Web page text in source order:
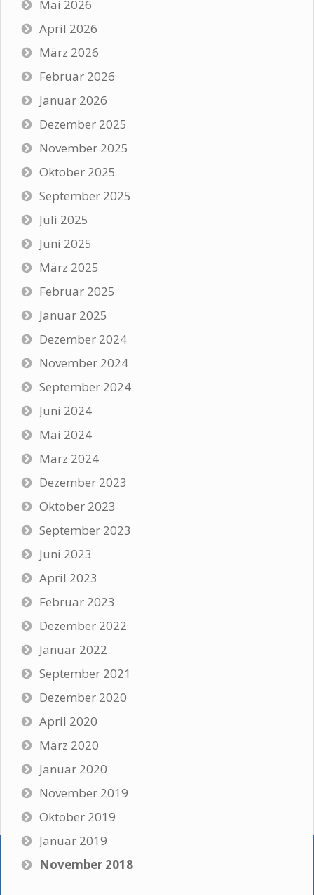
Mai 2026
April 2026
März 2026
Februar 2026
Januar 2026
Dezember 2025
November 2025
Oktober 2025
September 2025
Juli 2025
Juni 2025
März 2025
Februar 2025
Januar 2025
Dezember 2024
November 2024
September 2024
Juni 2024
Mai 2024
März 2024
Dezember 2023
Oktober 2023
September 2023
Juni 2023
April 2023
Februar 2023
Dezember 2022
Januar 2022
September 2021
Dezember 2020
April 2020
März 2020
Januar 2020
November 2019
Oktober 2019
Januar 2019
November 2018